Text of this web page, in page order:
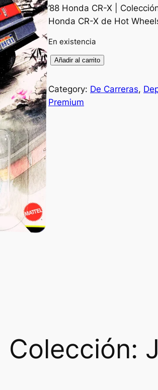
’88 Honda CR-X |
Honda CR-X de Hot
En existencia
8
H
Añadir al carrito
Category: De Carreras,
Premium
Colección: